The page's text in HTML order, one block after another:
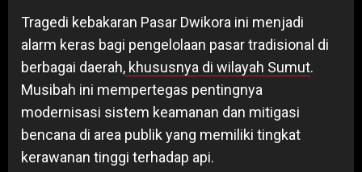
Tragedi kebakaran Pasar Dwikora ini menjadi
alarm keras bagi pengelolaan pasar tradisional di
berbagai daerah, khususnya di wilayah Sumut.
Musibah ini mempertegas pentingnya
modernisasi sistem keamanan dan mitigasi
bencana di area publik yang memiliki tingkat
kerawanan tinggi terhadap api.